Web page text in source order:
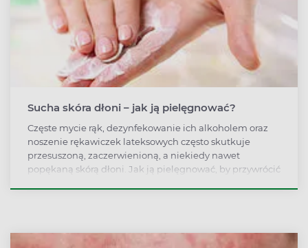
Sucha skóra dłoni – jak ją pielęgnować?
Częste mycie rąk, dezynfekowanie ich alkoholem oraz
noszenie rękawiczek lateksowych często skutkuje
przesuszoną, zaczerwienioną, a niekiedy nawet
popękaną skórą dłoni. Jak ją pielęgnować, by przywrócić